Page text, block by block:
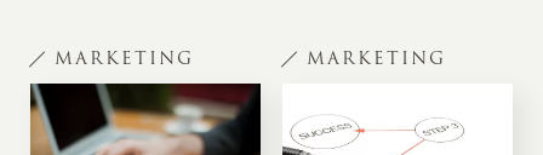
MARKETING MARKETING